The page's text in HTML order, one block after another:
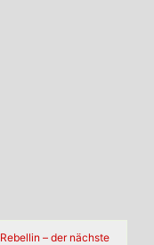
Rebellin – der nächste